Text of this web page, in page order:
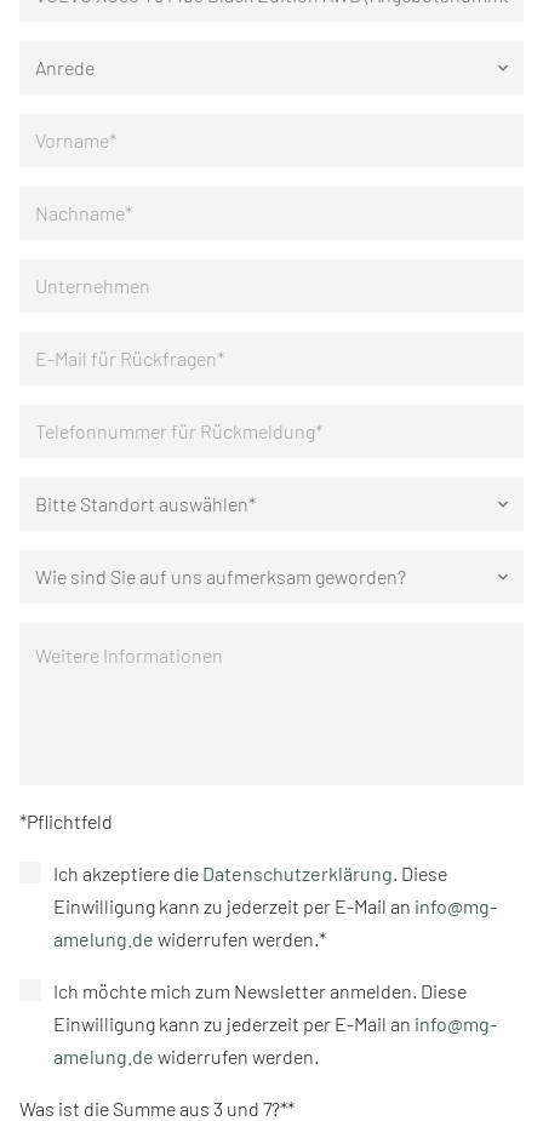
Anrede keyboard_arrow_down
Bitte Standort auswählen* keyboard_arrow_down
Wie sind Sie auf uns aufmerksam geworden? keyboard_arrow_down
*Pflichtfeld
Ich akzeptiere die Datenschutzerklärung . Diese
Einwilligung kann zu jederzeit per E-Mail an info@mg-
amelung.de widerrufen werden.*
Ich möchte mich zum Newsletter anmelden. Diese
Einwilligung kann zu jederzeit per E-Mail an info@mg-
amelung.de widerrufen werden.
Was ist die Summe aus 3 und 7?*